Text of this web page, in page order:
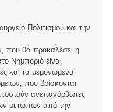
Πολιτισμού και την
που θα προκαλέσει η
Νημποριό είναι
και τα μεμονωμένα
που βρίσκονται
ανεπανόρθωτες
μετώπων από την